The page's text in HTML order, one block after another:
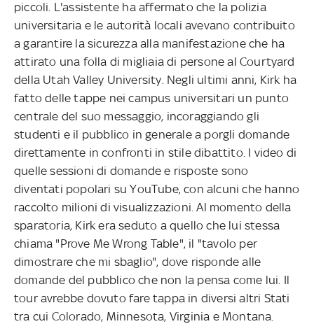
piccoli. L'assistente ha affermato che la polizia
universitaria e le autorità locali avevano contribuito
a garantire la sicurezza alla manifestazione che ha
attirato una folla di migliaia di persone al Courtyard
della Utah Valley University. Negli ultimi anni, Kirk ha
fatto delle tappe nei campus universitari un punto
centrale del suo messaggio, incoraggiando gli
studenti e il pubblico in generale a porgli domande
direttamente in confronti in stile dibattito. I video di
quelle sessioni di domande e risposte sono
diventati popolari su YouTube, con alcuni che hanno
raccolto milioni di visualizzazioni. Al momento della
sparatoria, Kirk era seduto a quello che lui stessa
chiama "Prove Me Wrong Table", il "tavolo per
dimostrare che mi sbaglio", dove risponde alle
domande del pubblico che non la pensa come lui. Il
tour avrebbe dovuto fare tappa in diversi altri Stati
tra cui Colorado, Minnesota, Virginia e Montana.